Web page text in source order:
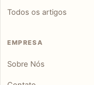
Todos os artigos
EMPRESA
Sobre Nós